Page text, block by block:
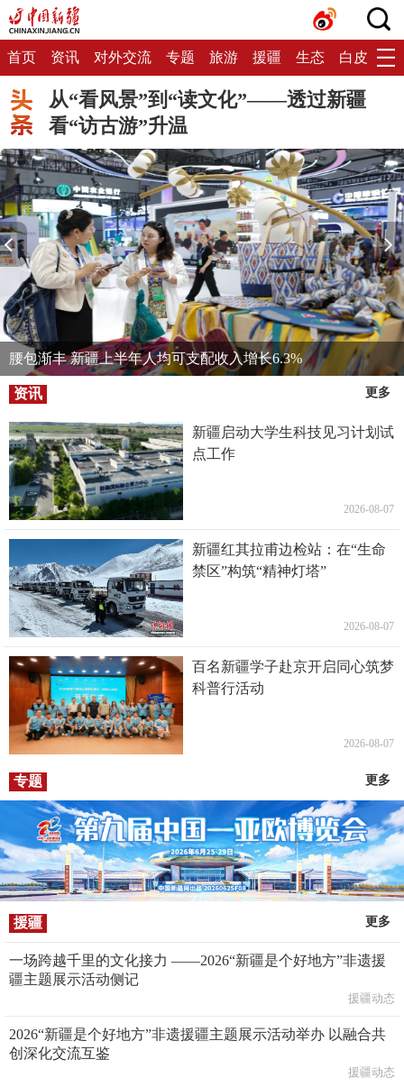
首页 资讯 对外交流 专题 旅游 援疆 生态 白皮书
从“看风景”到“读文化”——透过新疆
看“访古游”升温
腰包渐丰 新疆上半年人均可支配收入增长6.3%
资讯 更多
新疆启动大学生科技见习计划试
点工作
2026-08-07
新疆红其拉甫边检站：在“生命
禁区”构筑“精神灯塔”
2026-08-07
百名新疆学子赴京开启同心筑梦
科普行活动
2026-08-07
专题 更多
援疆 更多
一场跨越千里的文化接力 ——2026“新疆是个好地方”非遗援
疆主题展示活动侧记
援疆动态
2026“新疆是个好地方”非遗援疆主题展示活动举办 以融合共
创深化交流互鉴
援疆动态